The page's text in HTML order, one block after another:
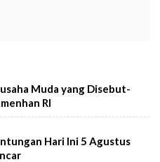
Muda yang Disebut-
RI
Hari Ini 5 Agustus